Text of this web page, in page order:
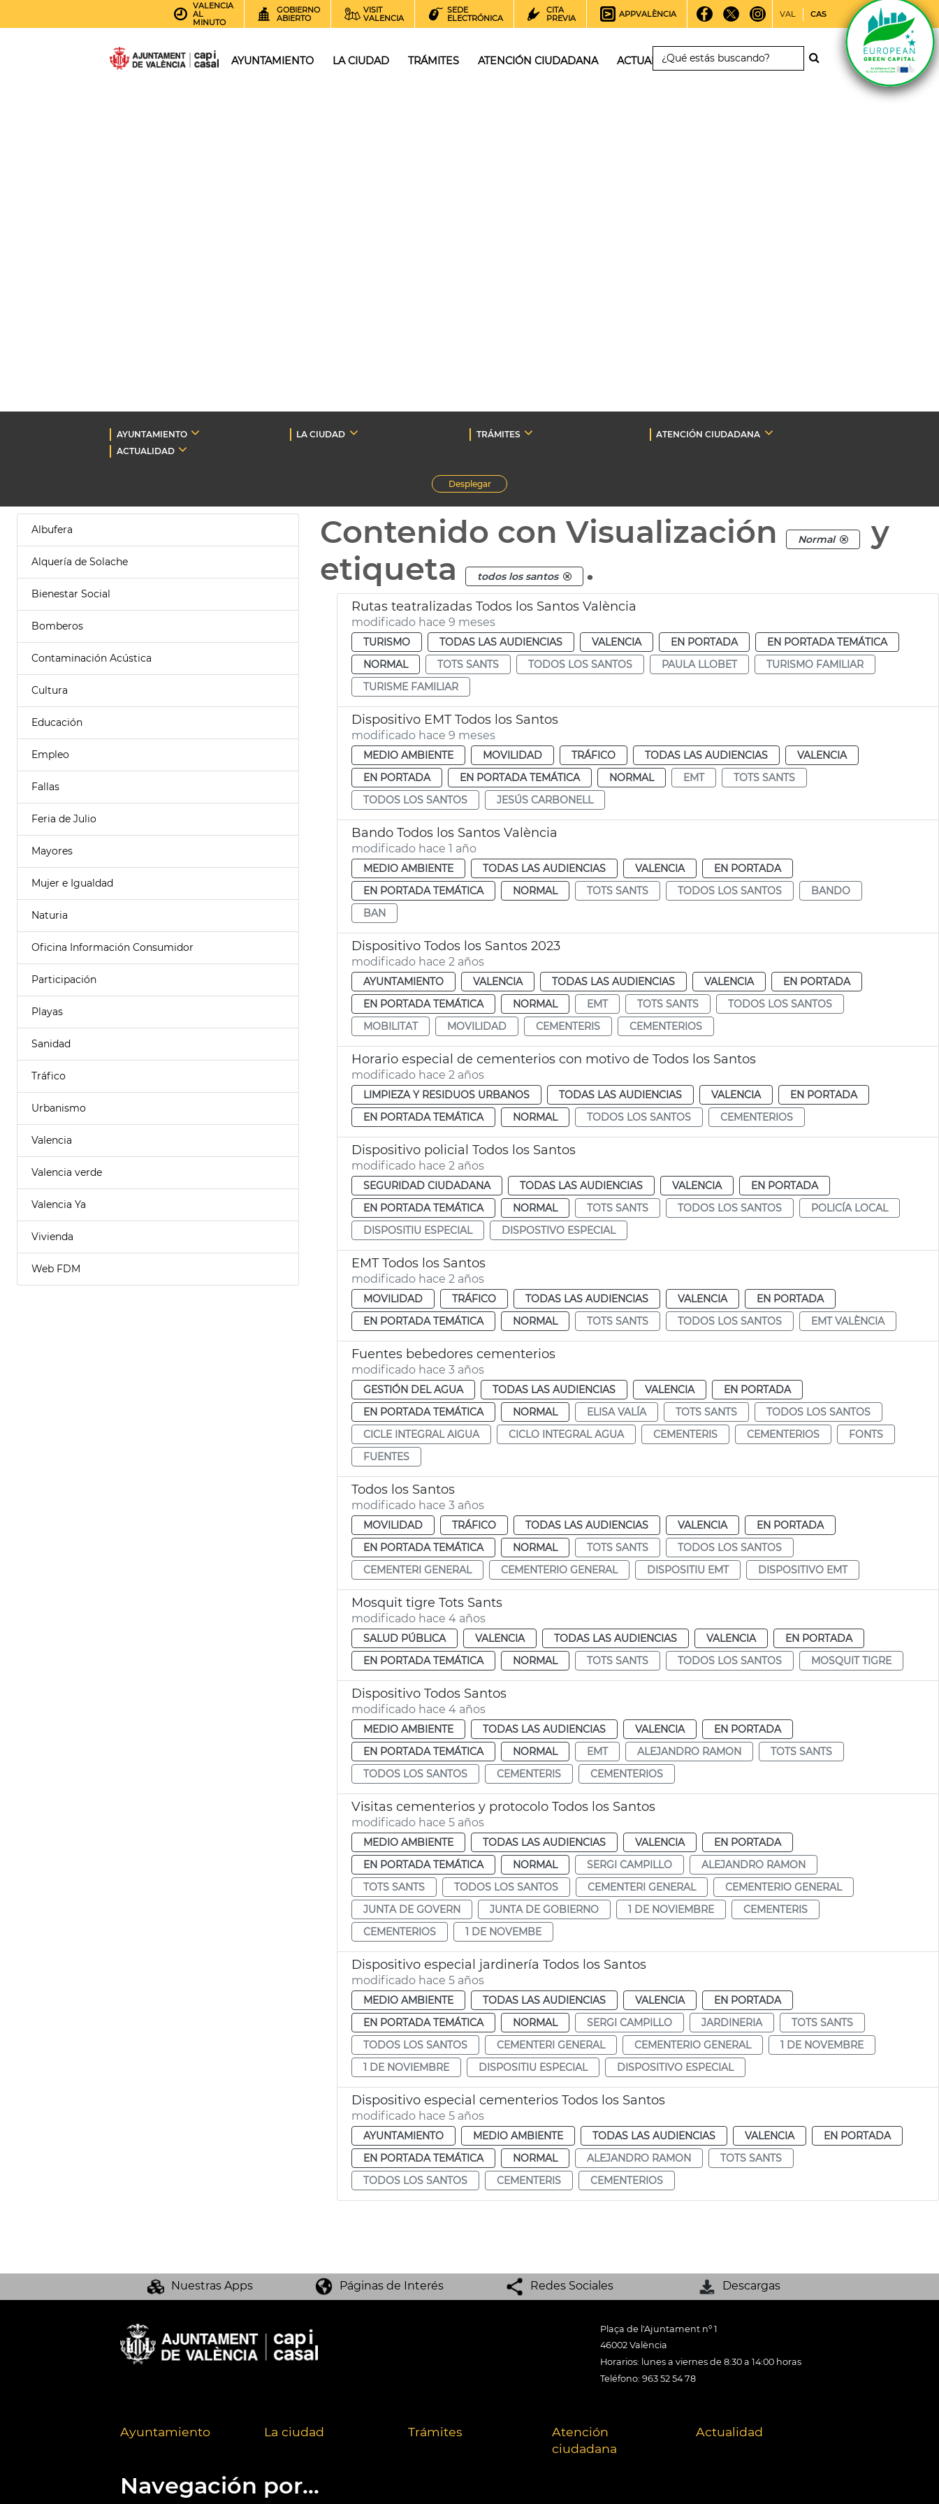
VALENCIA
AL
MINUTO
GOBIERNO
ABIERTO
VISIT
VALENCIA
SEDE
ELECTRÓNICA
CITA
PREVIA
APPVALÈNCIA VAL CAS
AYUNTAMIENTO LA CIUDAD TRÁMITES ATENCIÓN CIUDADANA ACTUALIDAD
AYUNTAMIENTO LA CIUDAD TRÁMITES
ATENCIÓN CIUDADANA
ACTUALIDAD
Desplegar
Albufera
Alquería de Solache
Bienestar Social
Bomberos
Contaminación Acústica
Cultura
Educación
Empleo
Fallas
Feria de Julio
Mayores
Mujer e Igualdad
Naturia
Oficina Información Consumidor
Participación
Playas
Sanidad
Tráfico
Urbanismo
Valencia
Valencia verde
Valencia Ya
Vivienda
Web FDM
Contenido con Visualización Normal
y
etiqueta
todos los santos .
Rutas teatralizadas Todos los Santos València
modificado hace 9 meses
TURISMO TODAS LAS AUDIENCIAS VALENCIA EN PORTADA
EN PORTADA TEMÁTICA
NORMAL
TOTS SANTS TODOS LOS SANTOS PAULA LLOBET
TURISMO FAMILIAR
TURISME FAMILIAR
Dispositivo EMT Todos los Santos
modificado hace 9 meses
MEDIO AMBIENTE MOVILIDAD TRÁFICO TODAS LAS AUDIENCIAS
VALENCIA
EN PORTADA
EN PORTADA TEMÁTICA NORMAL EMT
TOTS SANTS
TODOS LOS SANTOS
JESÚS CARBONELL
Bando Todos los Santos València
modificado hace 1 año
MEDIO AMBIENTE TODAS LAS AUDIENCIAS VALENCIA
EN PORTADA
EN PORTADA TEMÁTICA
NORMAL TOTS SANTS TODOS LOS SANTOS
BANDO
BAN
Dispositivo Todos los Santos 2023
modificado hace 2 años
AYUNTAMIENTO VALENCIA TODAS LAS AUDIENCIAS VALENCIA
EN PORTADA
EN PORTADA TEMÁTICA
NORMAL EMT TOTS SANTS
TODOS LOS SANTOS
MOBILITAT
MOVILIDAD CEMENTERIS CEMENTERIOS
Horario especial de cementerios con motivo de Todos los Santos
modificado hace 2 años
LIMPIEZA Y RESIDUOS URBANOS TODAS LAS AUDIENCIAS VALENCIA
EN PORTADA
EN PORTADA TEMÁTICA
NORMAL TODOS LOS SANTOS CEMENTERIOS
Dispositivo policial Todos los Santos
modificado hace 2 años
SEGURIDAD CIUDADANA TODAS LAS AUDIENCIAS VALENCIA
EN PORTADA
EN PORTADA TEMÁTICA
NORMAL TOTS SANTS TODOS LOS SANTOS
POLICÍA LOCAL
DISPOSITIU ESPECIAL
DISPOSTIVO ESPECIAL
EMT Todos los Santos
modificado hace 2 años
MOVILIDAD TRÁFICO TODAS LAS AUDIENCIAS VALENCIA
EN PORTADA
EN PORTADA TEMÁTICA
NORMAL TOTS SANTS TODOS LOS SANTOS EMT VALÈNCIA
Fuentes bebedores cementerios
modificado hace 3 años
GESTIÓN DEL AGUA TODAS LAS AUDIENCIAS VALENCIA
EN PORTADA
EN PORTADA TEMÁTICA
NORMAL ELISA VALÍA TOTS SANTS
TODOS LOS SANTOS
CICLE INTEGRAL AIGUA
CICLO INTEGRAL AGUA CEMENTERIS CEMENTERIOS
FONTS
FUENTES
Todos los Santos
modificado hace 3 años
MOVILIDAD TRÁFICO TODAS LAS AUDIENCIAS VALENCIA
EN PORTADA
EN PORTADA TEMÁTICA
NORMAL TOTS SANTS
TODOS LOS SANTOS
CEMENTERI GENERAL
CEMENTERIO GENERAL DISPOSITIU EMT DISPOSITIVO EMT
Mosquit tigre Tots Sants
modificado hace 4 años
SALUD PÚBLICA VALENCIA TODAS LAS AUDIENCIAS VALENCIA
EN PORTADA
EN PORTADA TEMÁTICA
NORMAL TOTS SANTS TODOS LOS SANTOS MOSQUIT TIGRE
Dispositivo Todos Santos
modificado hace 4 años
MEDIO AMBIENTE TODAS LAS AUDIENCIAS VALENCIA
EN PORTADA
EN PORTADA TEMÁTICA
NORMAL EMT ALEJANDRO RAMON
TOTS SANTS
TODOS LOS SANTOS
CEMENTERIS CEMENTERIOS
Visitas cementerios y protocolo Todos los Santos
modificado hace 5 años
MEDIO AMBIENTE TODAS LAS AUDIENCIAS VALENCIA
EN PORTADA
EN PORTADA TEMÁTICA
NORMAL SERGI CAMPILLO
ALEJANDRO RAMON
TOTS SANTS
TODOS LOS SANTOS CEMENTERI GENERAL
CEMENTERIO GENERAL
JUNTA DE GOVERN
JUNTA DE GOBIERNO 1 DE NOVIEMBRE
CEMENTERIS
CEMENTERIOS
1 DE NOVEMBE
Dispositivo especial jardinería Todos los Santos
modificado hace 5 años
MEDIO AMBIENTE TODAS LAS AUDIENCIAS VALENCIA
EN PORTADA
EN PORTADA TEMÁTICA
NORMAL SERGI CAMPILLO JARDINERIA
TOTS SANTS
TODOS LOS SANTOS
CEMENTERI GENERAL CEMENTERIO GENERAL
1 DE NOVEMBRE
1 DE NOVIEMBRE
DISPOSITIU ESPECIAL DISPOSITIVO ESPECIAL
Dispositivo especial cementerios Todos los Santos
modificado hace 5 años
AYUNTAMIENTO MEDIO AMBIENTE TODAS LAS AUDIENCIAS VALENCIA
EN PORTADA
EN PORTADA TEMÁTICA
NORMAL ALEJANDRO RAMON
TOTS SANTS
TODOS LOS SANTOS
CEMENTERIS CEMENTERIOS
Nuestras Apps Páginas de Interés Redes Sociales Descargas
Plaça de l'Ajuntament nº 1
46002 València
Horarios: lunes a viernes de 8:30 a 14:00 horas
Teléfono: 963 52 54 78
Ayuntamiento La ciudad Trámites
Atención
ciudadana
Actualidad
Navegación por...